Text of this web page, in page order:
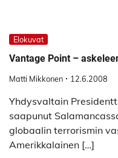
Elokuvat
Vantage Point –
Matti Mikkonen 12.6.2008
Yhdysvaltain
saapunut
globaalin terrorismin
Amerikkalainen […]